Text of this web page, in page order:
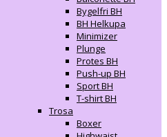
Bygelfri BH
BH Helkupa
Minimizer
Plunge
Protes BH
Push-up BH
Sport BH
T-shirt BH
Trosa
Boxer